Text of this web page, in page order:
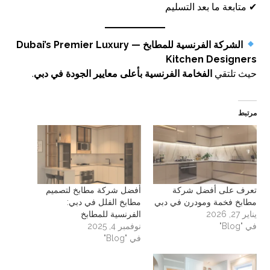
✔ متابعة ما بعد التسليم
الشركة الفرنسية للمطابخ — Dubai’s Premier Luxury
Kitchen Designers
حيث تلتقيالفخامة الفرنسية بأعلى معايير الجودة في دبي.
مرتبط
تعرف على أفضل شركة
مطابخ فخمة ومودرن في دبي
يناير 27, 2026
في "Blog"
أفضل شركة مطابخ لتصميم
مطابخ الفلل في دبي:
الفرنسية للمطابخ
نوفمبر 4, 2025
في "Blog"